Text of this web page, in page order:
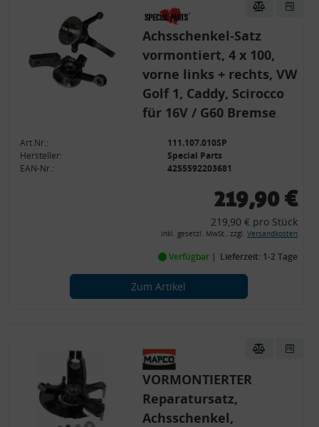
Achsschenkel-Satz
vormontiert, 4 x 100,
vorne links + rechts, VW
Golf 1, Caddy, Scirocco
für 16V / G60 Bremse
Art.Nr.:
111.107.010SP
Hersteller:
Special Parts
EAN-Nr.:
4255592203681
219,90 €
219,90 € pro Stück
inkl. gesetzl. MwSt., zzgl. Versandkosten
Verfügbar Lieferzeit: 1-2 Tage
Zum Artikel
VORMONTIERTER
Reparatursatz,
Achsschenkel,